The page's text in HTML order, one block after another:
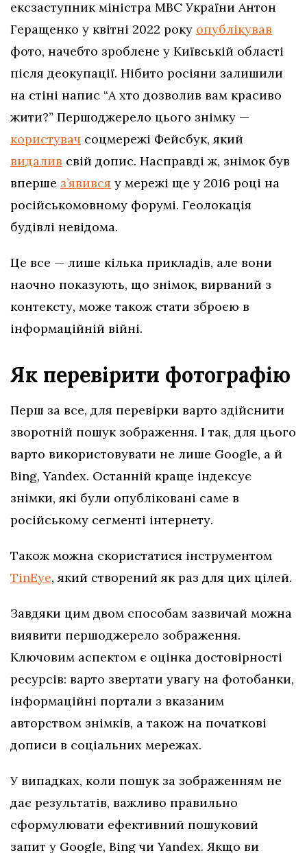
ексзаступник міністра МВС України Антон
Геращенко у квітні 2022 року опублікував
фото, начебто зроблене у Київській області
після деокупації. Нібито росіяни залишили
на стіні напис “А хто дозволив вам красиво
жити?” Першоджерело цього знімку —
користувач соцмережі Фейсбук, який
видалив свій допис. Насправді ж, знімок був
вперше з’явився у мережі ще у 2016 році на
російськомовному форумі. Геолокація
будівлі невідома.
Це все — лише кілька прикладів, але вони
наочно показують, що знімок, вирваний з
контексту, може також стати зброєю в
інформаційній війні.
Як перевірити фотографію
Перш за все, для перевірки варто здійснити
зворотній пошук зображення. І так, для цього
варто використовувати не лише Google, а й
Bing, Yandex. Останній краще індексує
знімки, які були опубліковані саме в
російському сегменті інтернету.
Також можна скористатися інструментом
TinEye, який створений як раз для цих цілей.
Завдяки цим двом способам зазвичай можна
виявити першоджерело зображення.
Ключовим аспектом є оцінка достовірності
ресурсів: варто звертати увагу на фотобанки,
інформаційні портали з вказаним
авторством знімків, а також на початкові
дописи в соціальних мережах.
У випадках, коли пошук за зображенням не
дає результатів, важливо правильно
сформулювати ефективний пошуковий
запит у Google, Bing чи Yandex. Якщо ви